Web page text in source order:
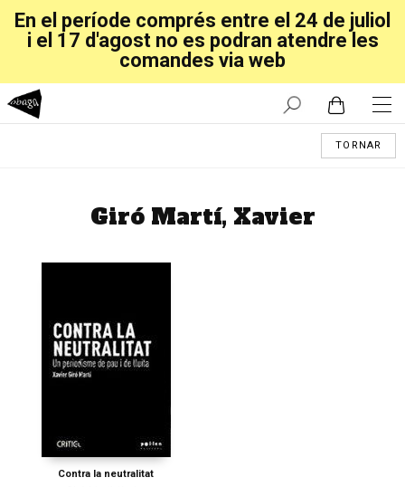
En el període comprés entre el 24 de juliol
i el 17 d'agost no es podran atendre les
comandes via web
TORNAR
Giró Martí, Xavier
Contra la neutralitat